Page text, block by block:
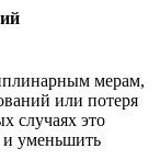
мерам,
или потеря
случаях это
и уменьшить